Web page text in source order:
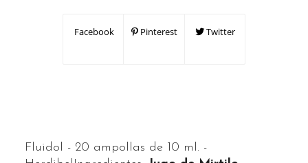
Facebook Pinterest Twitter
Fluidol - 20 ampollas de 10 ml. -